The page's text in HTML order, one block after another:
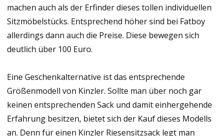
machen auch als der Erfinder dieses tollen individuellen
Sitzmöbelstücks. Entsprechend höher sind bei Fatboy
allerdings dann auch die Preise. Diese bewegen sich
deutlich über 100 Euro.
Eine Geschenkalternative ist das entsprechende
Größenmodell von Kinzler. Sollte man über noch gar
keinen entsprechenden Sack und damit einhergehende
Erfahrung besitzen, bietet sich der Kauf dieses Modells
an. Denn für einen Kinzler Riesensitzsack legt man